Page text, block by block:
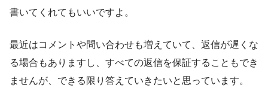
書いてくれてもいいですよ。
最近はコメントや問い合わせも増えていて、返信が遅くな
る場合もありますし、すべての返信を保証することもでき
ませんが、できる限り答えていきたいと思っています。